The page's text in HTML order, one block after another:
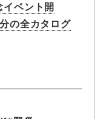
イベント開
の全カタログ